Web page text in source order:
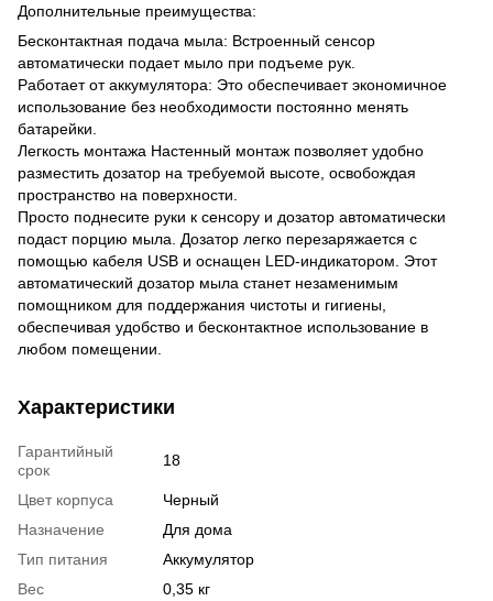
Дополнительные преимущества:
Бесконтактная подача мыла: Встроенный сенсор
автоматически подает мыло при подъеме рук.
Работает от аккумулятора: Это обеспечивает экономичное
использование без необходимости постоянно менять
батарейки.
Легкость монтажа Настенный монтаж позволяет удобно
разместить дозатор на требуемой высоте, освобождая
пространство на поверхности.
Просто поднесите руки к сенсору и дозатор автоматически
подаст порцию мыла. Дозатор легко перезаряжается с
помощью кабеля USB и оснащен LED-индикатором. Этот
автоматический дозатор мыла станет незаменимым
помощником для поддержания чистоты и гигиены,
обеспечивая удобство и бесконтактное использование в
любом помещении.
Характеристики
Гарантийный
срок
18
Цвет корпуса
Черный
Назначение
Для дома
Тип питания
Аккумулятор
Вес
0,35 кг